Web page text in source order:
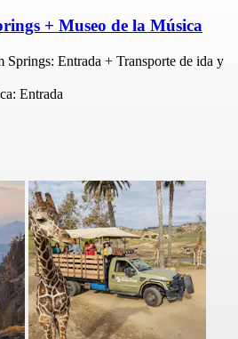
+ Museo de la Música
Springs: Entrada + Transporte de ida y
Entrada